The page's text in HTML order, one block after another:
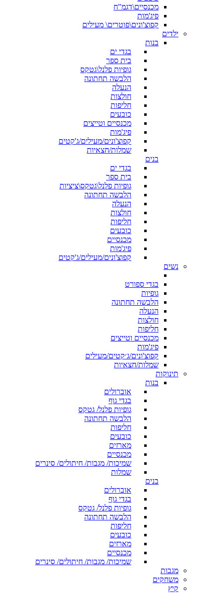
מכנסיים\דגמ"ח
פיג'מות
קפוצ'ונים\פוטרים\ מעילים
ילדים
בנות
בגדי ים
בית ספר
גופיות פלנל\גטקס
הלבשה תחתונה
הנעלה
חולצות
חליפות
כובעים
מכנסיים וטייצים
פיג'מות
קפוצ'ונים/מעילים/ג'קטים
שמלות/חצאיות
בנים
בגדי ים
בית ספר
גופיות פלנל\גטקס\ציציות
הלבשה תחתונה
הנעלה
חולצות
חליפות
כובעים
מכנסיים
פיג'מות
קפוצ'ונים/מעילים/ג'קטים
נשים
בגדי ספורט
גופיות
הלבשה תחתונה
הנעלה
חולצות
חליפות
מכנסיים וטייצים
פיג'מות
קפוצ'ונים/ג׳קטים/מעילים
שמלות/חצאיות
תינוקות
בנות
אוברולים
בגדי גוף
גופיות פלנל/ גטקס
הלבשה תחתונה
חליפות
כובעים
מארזים
מכנסיים
שמיכות/ מגבות/ חיתולים/ סינרים
שמלות
בנים
אוברולים
בגדי גוף
גופיות פלנל/ גטקס
הלבשה תחתונה
חליפות
כובעים
מארזים
מכנסיים
שמיכות/ מגבות/ חיתולים/ סינרים
מגבות
משחקים
קיץ